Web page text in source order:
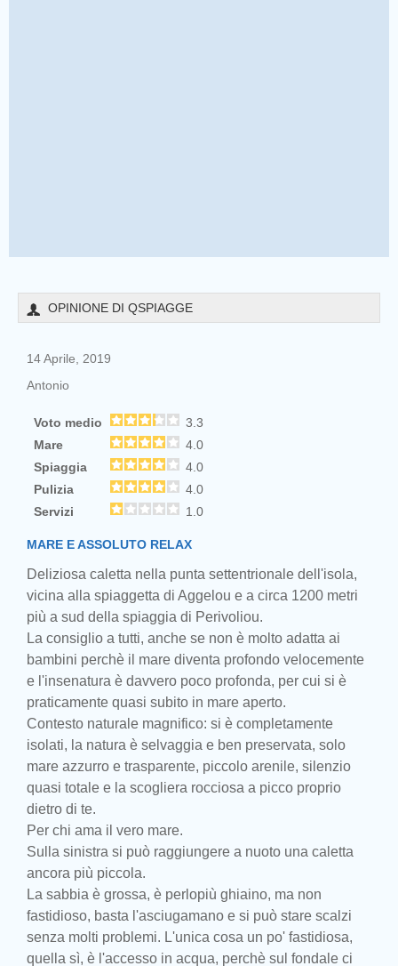
OPINIONE DI QSPIAGGE
14 Aprile, 2019
Antonio
Voto medio
3.3
Mare
4.0
Spiaggia
4.0
Pulizia
4.0
Servizi
1.0
MARE E ASSOLUTO RELAX
Deliziosa caletta nella punta settentrionale dell'isola,
vicina alla spiaggetta di Aggelou e a circa 1200 metri
più a sud della spiaggia di Perivoliou.
La consiglio a tutti, anche se non è molto adatta ai
bambini perchè il mare diventa profondo velocemente
e l'insenatura è davvero poco profonda, per cui si è
praticamente quasi subito in mare aperto.
Contesto naturale magnifico: si è completamente
isolati, la natura è selvaggia e ben preservata, solo
mare azzurro e trasparente, piccolo arenile, silenzio
quasi totale e la scogliera rocciosa a picco proprio
dietro di te.
Per chi ama il vero mare.
Sulla sinistra si può raggiungere a nuoto una caletta
ancora più piccola.
La sabbia è grossa, è perlopiù ghiaino, ma non
fastidioso, basta l'asciugamano e si può stare scalzi
senza molti problemi. L'unica cosa un po' fastidiosa,
quella sì, è l'accesso in acqua, perchè sul fondale ci